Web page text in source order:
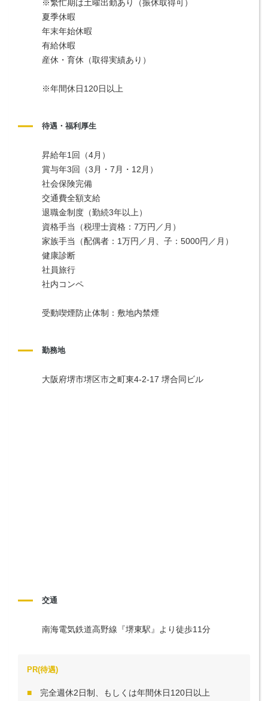
※繁忙期は土曜出勤あり（振休取得可）
夏季休暇
年末年始休暇
有給休暇
産休・育休（取得実績あり）
※年間休日120日以上
待遇・福利厚生
昇給年1回（4月）
賞与年3回（3月・7月・12月）
社会保険完備
交通費全額支給
退職金制度（勤続3年以上）
資格手当（税理士資格：7万円／月）
家族手当（配偶者：1万円／月、子：5000円／月）
健康診断
社員旅行
社内コンペ
受動喫煙防止体制：敷地内禁煙
勤務地
大阪府堺市堺区市之町東4-2-17 堺合同ビル
交通
南海電気鉄道高野線『堺東駅』より徒歩11分
PR(待遇)
完全週休2日制、もしくは年間休日120日以上